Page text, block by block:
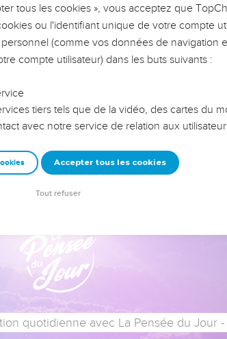
ou leur vision. Mais on voit
alors même que ce sont
sur les erreurs
afin que leurs erreurs
un groupe ou une famille,
quotidienne avec La Pensée du Jour -
tous les cookies », vous acceptez que
ou l'identifiant unique de votre compte
(comme vos données de navigation
compte utilisateur) dans les buts suivants :
tiers tels que de la vidéo, des cartes du
avec notre service de relation aux
Accepter tous les cookies
Tout refuser